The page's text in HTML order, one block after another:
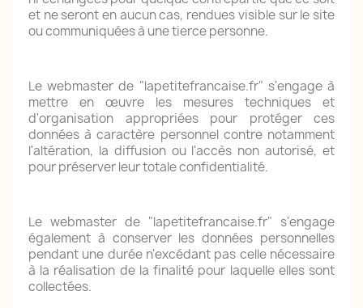
et ne seront en aucun cas, rendues visible sur le site
ou communiquées à une tierce personne.
Le webmaster de "lapetitefrancaise.fr" s'engage à
mettre en œuvre les mesures techniques et
d'organisation appropriées pour protéger ces
données à caractère personnel contre notamment
l'altération, la diffusion ou l'accès non autorisé, et
pour préserver leur totale confidentialité.
Le webmaster de "lapetitefrancaise.fr" s'engage
également à conserver les données personnelles
pendant une durée n'excédant pas celle nécessaire
à la réalisation de la finalité pour laquelle elles sont
collectées.